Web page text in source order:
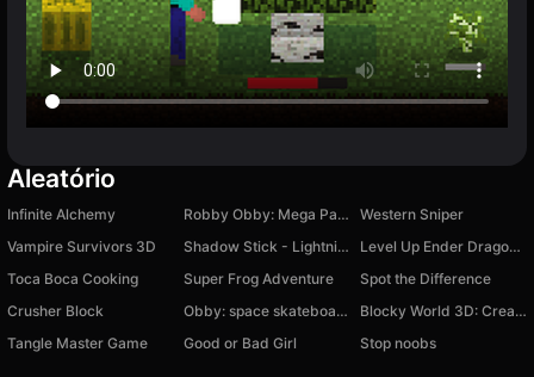
Aleatório
Infinite Alchemy Robby Obby: Mega Parkour
Western Sniper
Vampire Survivors 3D
Shadow Stick - Lightning Ninja
Level Up Ender Dragon: Clicker Evolution
Toca Boca Cooking
Super Frog Adventure
Spot the Difference
Crusher Block
Obby: space skateboard
Blocky World 3D: Creative Mode!
Tangle Master Game
Good or Bad Girl Stop noobs